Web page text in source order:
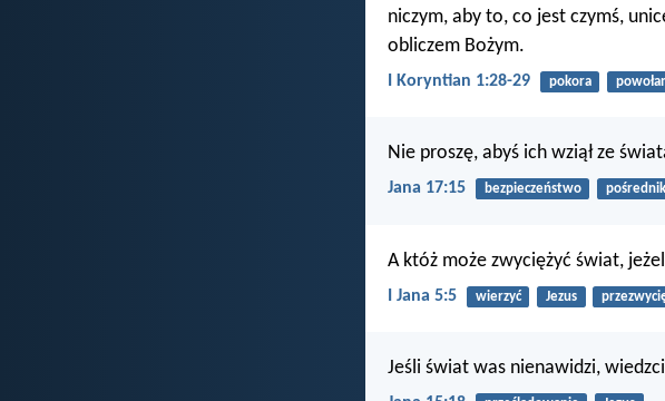
niczym, aby to, co jest czymś,
obliczem Bożym.
I Koryntian 1:28-29 pokora
Nie proszę, abyś ich wziął ze
Jana 17:15 bezpieczeństwo pośrednik
A któż może zwyciężyć świat,
I Jana 5:5 wierzyć Jezus
Jeśli świat was nienawidzi,